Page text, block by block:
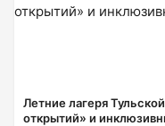
Летние лагеря
открытий» и